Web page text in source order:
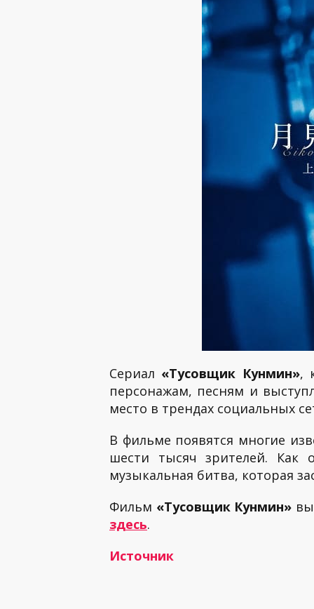
Сериал «Тусовщик Кунмин»,
персонажам, песням и
место в трендах социальных
В фильме появятся многие
шести тысяч зрителей. Как
музыкальная битва, которая
Фильм «Тусовщик Кунмин»
здесь.
Источник